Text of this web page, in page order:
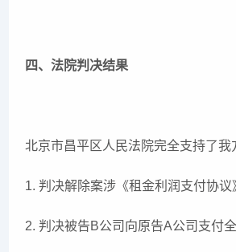
四、法院判决结果
北京市昌平区人民法院完全支持了我
1. 判决解除案涉《租金利润支付协议
2. 判决被告B公司向原告A公司支付全